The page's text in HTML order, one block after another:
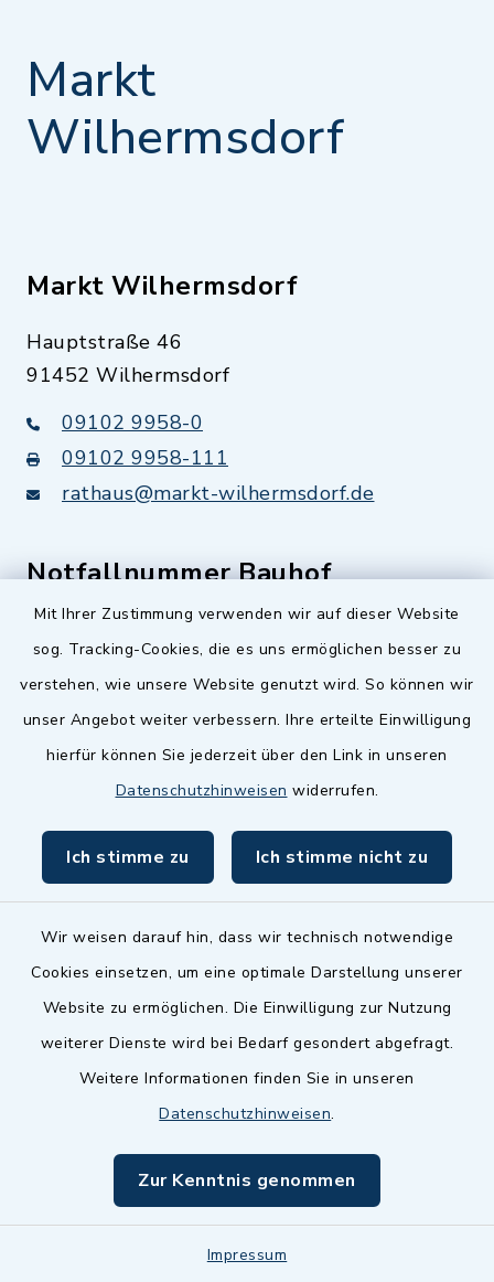
Mit Ihrer Zustimmung verwenden wir auf dieser Website
sog. Tracking-Cookies, die es uns ermöglichen besser zu
verstehen, wie unsere Website genutzt wird. So können wir
unser Angebot weiter verbessern. Ihre erteilte Einwilligung
hierfür können Sie jederzeit über den Link in unseren
Datenschutzhinweisen widerrufen.
Ich stimme zu Ich stimme nicht zu
Wir weisen darauf hin, dass wir technisch notwendige
Cookies einsetzen, um eine optimale Darstellung unserer
Website zu ermöglichen. Die Einwilligung zur Nutzung
weiterer Dienste wird bei Bedarf gesondert abgefragt.
Weitere Informationen finden Sie in unseren
Datenschutzhinweisen.
Zur Kenntnis genommen
Impressum
Markt
Wilhermsdorf
Markt Wilhermsdorf
Hauptstraße 46
91452 Wilhermsdorf
09102 9958-0
09102 9958-111
rathaus@markt-wilhermsdorf.de
Notfallnummer Bauhof
Nur außerhalb der regulären Arbeitszeiten
erreichbar
0151 57140232
Öffnungszeiten
Montag bis Freitag:
Dienstag zusätzlich:
16.30 bis 18.00 Uhr - allerdingsnur mit Termin
(abweichende Termine sind möglich - bitte
fragen Sie den zuständigen Sachbearbeiter)
Vorsprachen im Bürgeramt/EWO
Sind grundsätzlich nur mit Termin möglich.
Das Bürgeramt/EWO/Standesamt ist